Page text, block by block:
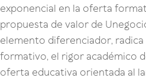
exponencial en la oferta
propuesta de valor de
elemento diferenciador,
formativo, el rigor académico
oferta educativa orientada al